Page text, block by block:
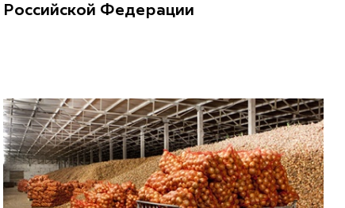
Российской Федерации